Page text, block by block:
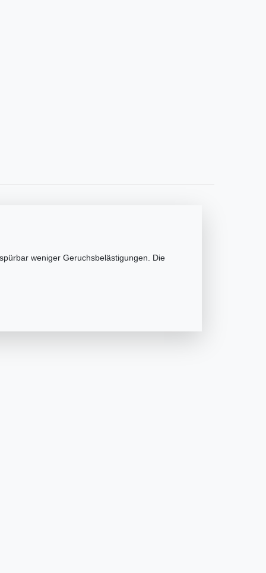
weniger Geruchsbelästigungen. Die